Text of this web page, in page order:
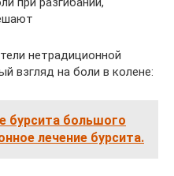
нетрадиционной
взгляд на боли в колене:
бурсита большого
лечение бурсита.